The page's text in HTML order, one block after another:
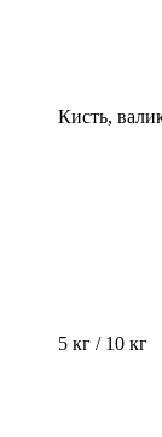
Кисть,
5 кг / 10 кг